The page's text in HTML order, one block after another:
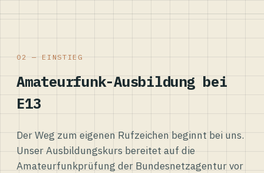
02 — EINSTIEG
Amateurfunk-Ausbildung bei
E13
Der Weg zum eigenen Rufzeichen beginnt bei uns.
Unser Ausbildungskurs bereitet auf die
Amateurfunkprüfung der Bundesnetzagentur vor